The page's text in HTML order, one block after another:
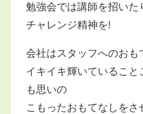
勉強会では講師を招いた
チャレンジ精神を!
会社はスタッフへのおも
イキイキ輝いていること
も思いの
こもったおもてなしをさ